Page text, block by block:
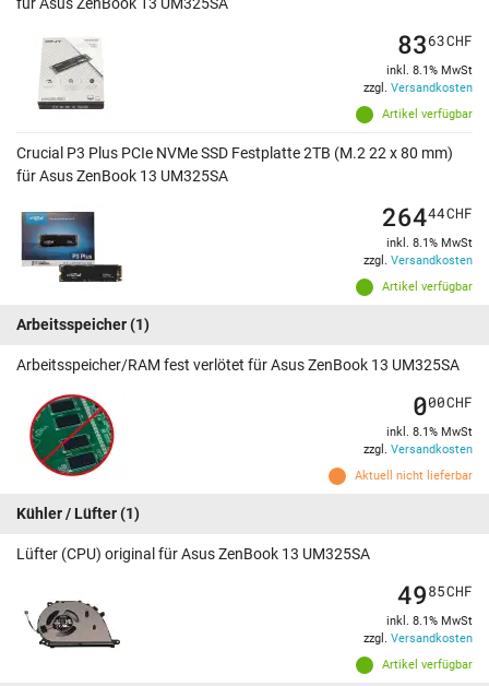
für Asus ZenBook 13 UM325SA
Artikel verfügbar
8363CHF
inkl. 8.1% MwSt
zzgl. Versandkosten
Crucial P3 Plus PCIe NVMe SSD Festplatte 2TB (M.2 22 x 80 mm)
für Asus ZenBook 13 UM325SA
Artikel verfügbar
26444CHF
inkl. 8.1% MwSt
zzgl. Versandkosten
Arbeitsspeicher(1)
Arbeitsspeicher/RAM fest verlötet für Asus ZenBook 13 UM325SA
Aktuell nicht lieferbar
000CHF
inkl. 8.1% MwSt
zzgl. Versandkosten
Kühler / Lüfter(1)
Lüfter (CPU) original für Asus ZenBook 13 UM325SA
Artikel verfügbar
4985CHF
inkl. 8.1% MwSt
zzgl. Versandkosten